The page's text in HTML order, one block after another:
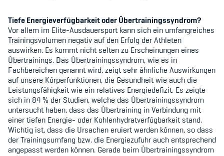
Tiefe Energieverfügbarkeit oder Übertrainingssyndrom?
Vor allem im Elite-Ausdauersport kann sich ein umfangreiches
Trainingsvolumen negativ auf den Erfolg der Athleten
auswirken. Es kommt nicht selten zu Erscheinungen eines
Übertrainings. Das Übertrainingssyndrom, wie es in
Fachbereichen genannt wird, zeigt sehr ähnliche Auswirkungen
auf unsere Körperfunktionen, die Gesundheit wie auch die
Leistungsfähigkeit wie ein relatives Energiedefizit. Es zeigte
sich in 84 % der Studien, welche das Übertrainingssyndrom
untersucht haben, dass das Übertraining in Verbindung mit
einer tiefen Energie- oder Kohlenhydratverfügbarkeit stand.
Wichtig ist, dass die Ursachen eruiert werden können, so dass
der Trainingsumfang bzw. die Energiezufuhr auch entsprechend
angepasst werden können. Gerade beim Übertrainingssyndrom